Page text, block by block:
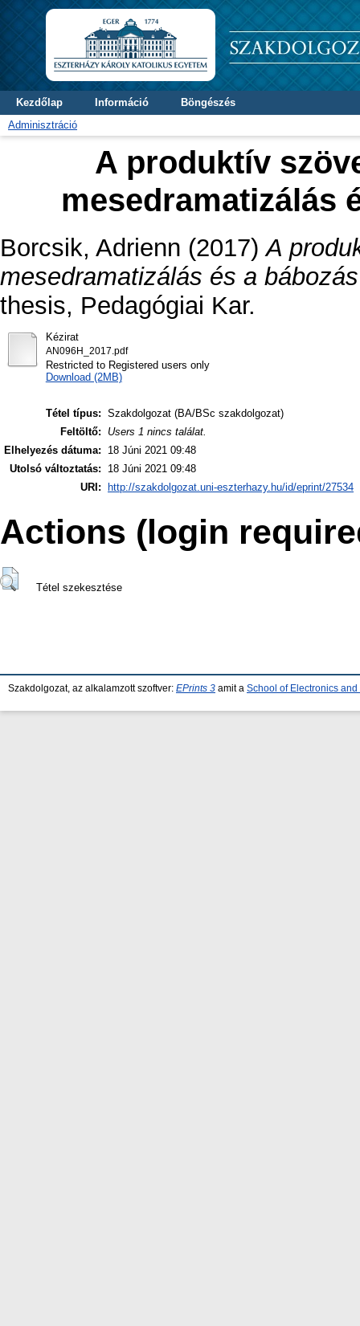
Kezdőlap Információ
Böngészés
Adminisztráció
A produktív
mesedramatizálás
Borcsik, Adrienn (2017)A
mesedramatizálás és a
thesis, Pedagógiai Kar.
Kézirat
AN096H_2017.pdf
Restricted to Registered users only
Download (2MB)
Tétel típus: Szakdolgozat (BA/BSc szakdolgozat)
Feltöltő:
Users 1 nincs találat.
Elhelyezés dátuma:
18 Júni 2021 09:48
Utolsó változtatás:
18 Júni 2021 09:48
URI:
http://szakdolgozat.uni-eszterhazy.hu/id/eprint/27534
Actions (login
Tétel szekesztése
Szakdolgozat, az alkalamzott szoftver: EPrints 3 amit a School of Electronics